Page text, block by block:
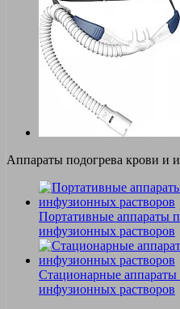
Аппараты подогрева крови и
Портативные аппараты
инфузионных растворов
Стационарные аппараты
инфузионных растворов